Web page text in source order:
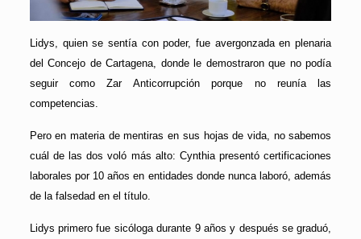
Lidys, quien se sentía con poder, fue avergonzada en plenaria
del Concejo de Cartagena, donde le demostraron que no podía
seguir como Zar Anticorrupción porque no reunía las
competencias.
Pero en materia de mentiras en sus hojas de vida, no sabemos
cuál de las dos voló más alto: Cynthia presentó certificaciones
laborales por 10 años en entidades donde nunca laboró, además
de la falsedad en el título.
Lidys primero fue sicóloga durante 9 años y después se graduó,